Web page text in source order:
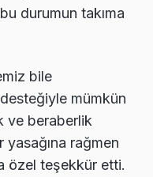
durumun takıma
bile
mümkün
ve beraberlik
yasağına rağmen
özel teşekkür etti.